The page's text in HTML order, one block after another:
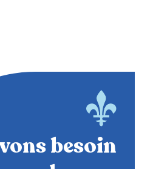
besoin